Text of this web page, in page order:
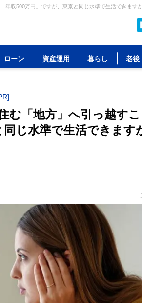
収500万円」ですが、東京と同じ水準で生活できます
ローン 資産運用 暮らし 老後
む「地方」へ引っ越す
じ水準で生活できます